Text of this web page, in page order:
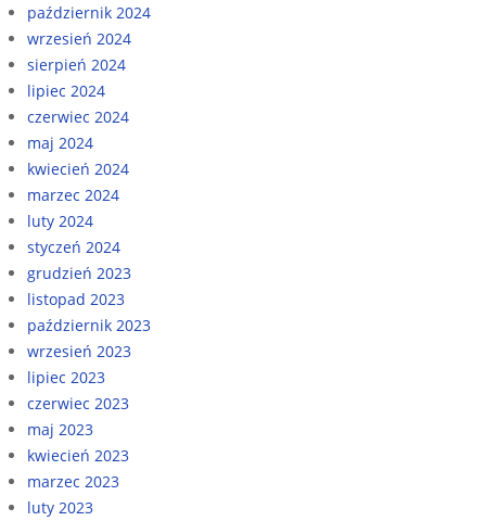
październik 2024
wrzesień 2024
sierpień 2024
lipiec 2024
czerwiec 2024
maj 2024
kwiecień 2024
marzec 2024
luty 2024
styczeń 2024
grudzień 2023
listopad 2023
październik 2023
wrzesień 2023
lipiec 2023
czerwiec 2023
maj 2023
kwiecień 2023
marzec 2023
luty 2023